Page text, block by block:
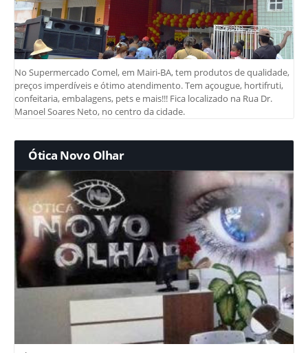
No Supermercado Comel, em Mairi-BA, tem produtos de qualidade,
preços imperdíveis e ótimo atendimento. Tem açougue, hortifruti,
confeitaria, embalagens, pets e mais!!! Fica localizado na Rua Dr.
Manoel Soares Neto, no centro da cidade.
Ótica Novo Olhar